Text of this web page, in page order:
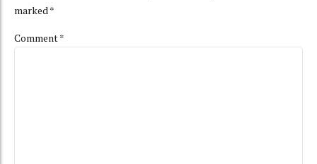
marked *
Comment*